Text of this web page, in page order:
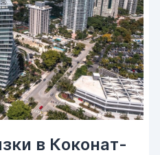
в Коконат-